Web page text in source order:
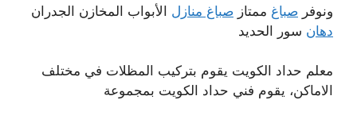
ونوفر صباغ ممتاز صباغ منازل الأبواب المخازن الجدران
دهان سور الحديد
معلم حداد الكويت يقوم بتركيب المظلات في مختلف
الاماكن، يقوم فني حداد الكويت بمجموعة